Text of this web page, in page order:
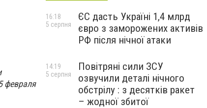
февраля
ЄС дасть Україні 1,4 млрд
євро з заморожених активів
РФ після нічної атаки
16:18
5 серпня
Повітряні сили ЗСУ
озвучили деталі нічного
обстрілу : з десятків ракет
– жодної збитої
14:19
5 серпня